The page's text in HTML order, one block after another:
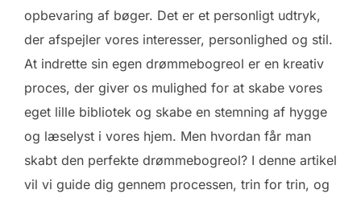
opbevaring af bøger. Det er et personligt udtryk,
der afspejler vores interesser, personlighed og stil.
At indrette sin egen drømmebogreol er en kreativ
proces, der giver os mulighed for at skabe vores
eget lille bibliotek og skabe en stemning af hygge
og læselyst i vores hjem. Men hvordan får man
skabt den perfekte drømmebogreol? I denne artikel
vil vi guide dig gennem processen, trin for trin, og